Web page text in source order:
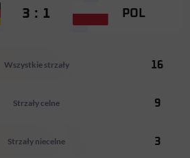
3 : 1 POL
Wszystkie strzały 16
Strzały celne 9
Strzały niecelne 3